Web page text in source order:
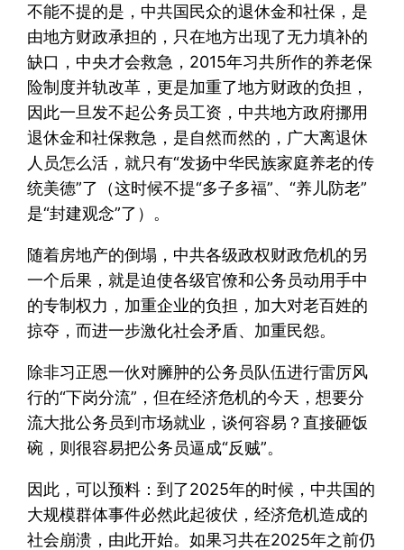
不能不提的是，中共国民众的退休金和社保，是
由地方财政承担的，只在地方出现了无力填补的
缺口，中央才会救急，2015年习共所作的养老保
险制度并轨改革，更是加重了地方财政的负担，
因此一旦发不起公务员工资，中共地方政府挪用
退休金和社保救急，是自然而然的，广大离退休
人员怎么活，就只有“发扬中华民族家庭养老的传
统美德”了（这时候不提“多子多福”、“养儿防老”
是“封建观念”了）。
随着房地产的倒塌，中共各级政权财政危机的另
一个后果，就是迫使各级官僚和公务员动用手中
的专制权力，加重企业的负担，加大对老百姓的
掠夺，而进一步激化社会矛盾、加重民怨。
除非习正恩一伙对臃肿的公务员队伍进行雷厉风
行的“下岗分流”，但在经济危机的今天，想要分
流大批公务员到市场就业，谈何容易？直接砸饭
碗，则很容易把公务员逼成“反贼”。
因此，可以预料：到了2025年的时候，中共国的
大规模群体事件必然此起彼伏，经济危机造成的
社会崩溃，由此开始。如果习共在2025年之前仍